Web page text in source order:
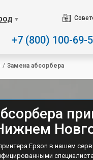
▼
+7 (800) 100-69-
/ Замена абсорбера
Epson в нашем